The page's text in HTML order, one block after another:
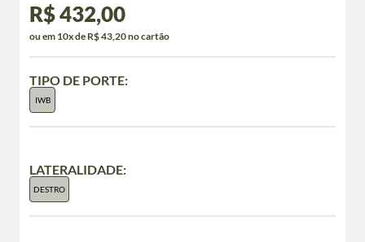
R$ 432,00
ou em 10x de R$ 43,20 no cartão
TIPO DE PORTE:
IWB
LATERALIDADE:
DESTRO